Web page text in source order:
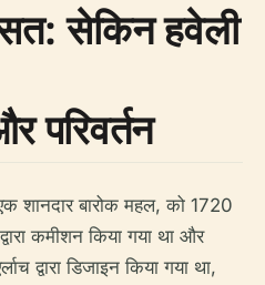
सेकिन हवेली
परिवर्तन
शानदार बारोक महल, को 1720
कमीशन किया गया था और
द्वारा डिजाइन किया गया था,